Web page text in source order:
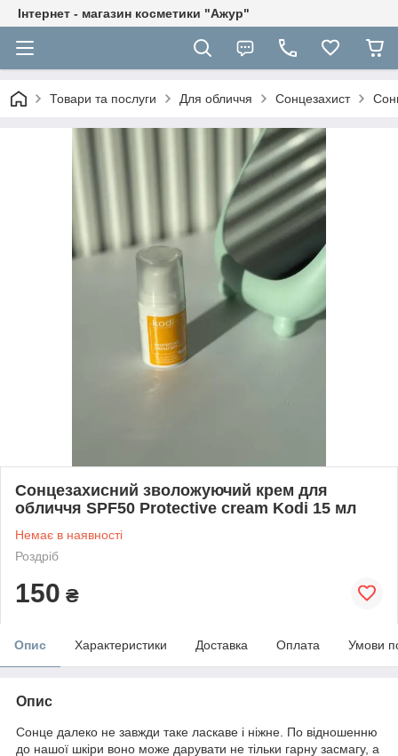
Інтернет - магазин косметики "Ажур"
Товари та послуги Для обличчя Сонцезахист
Сонцезахисний зволожуючий крем для
обличчя SPF50 Protective cream Kodi 15 мл
Немає в наявності
Роздріб
150 ₴
Опис Характеристики Доставка Оплата Умови
Опис
Сонце далеко не завжди таке ласкаве і ніжне. По відношенню
до нашої шкіри воно може дарувати не тільки гарну засмагу, а